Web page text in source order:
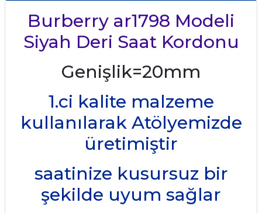
Burberry ar1798 Modeli
Siyah Deri Saat Kordonu
Genişlik=20mm
1.ci kalite malzeme
kullanılarak Atölyemizde
üretimiştir
saatinize kusursuz bir
şekilde uyum sağlar